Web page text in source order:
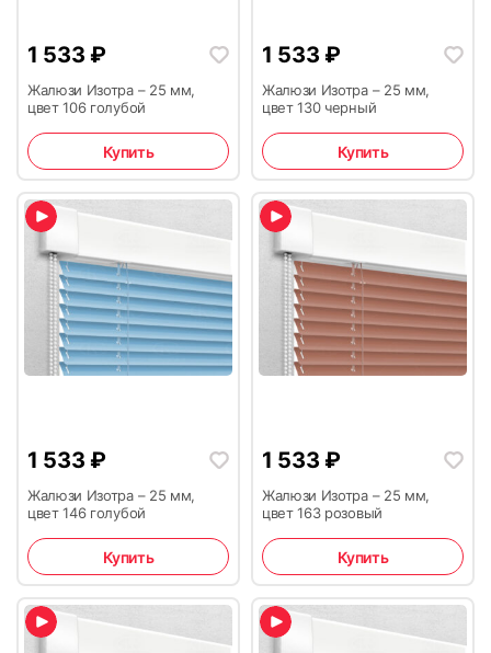
1 533 ₽
Жалюзи Изотра – 25 мм,
цвет 106 голубой
Купить
1 533 ₽
Жалюзи Изотра – 25 мм,
цвет 130 черный
Купить
1 533 ₽
Жалюзи Изотра – 25 мм,
цвет 146 голубой
Купить
1 533 ₽
Жалюзи Изотра – 25 мм,
цвет 163 розовый
Купить